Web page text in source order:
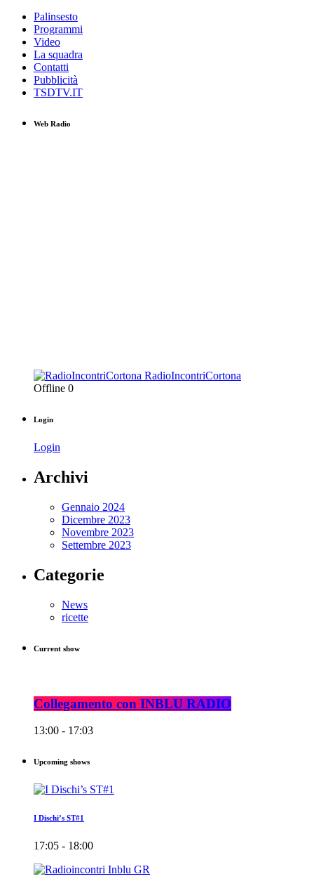
Palinsesto
Programmi
Video
La squadra
Contatti
Pubblicità
TSDTV.IT
Web Radio
RadioIncontriCortona
Offline 0
Login
Login
Archivi
Gennaio 2024
Dicembre 2023
Novembre 2023
Settembre 2023
Categorie
News
ricette
Current show
Collegamento con INBLU RADIO
13:00 - 17:03
Upcoming shows
I Dischi’s ST#1
17:05 - 18:00